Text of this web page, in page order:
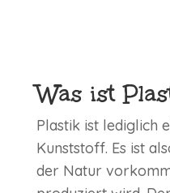
Was ist
Plastik ist lediglich
Kunststoff. Es ist
der Natur